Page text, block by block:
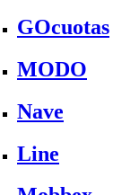
GOcuotas
MODO
Nave
Line